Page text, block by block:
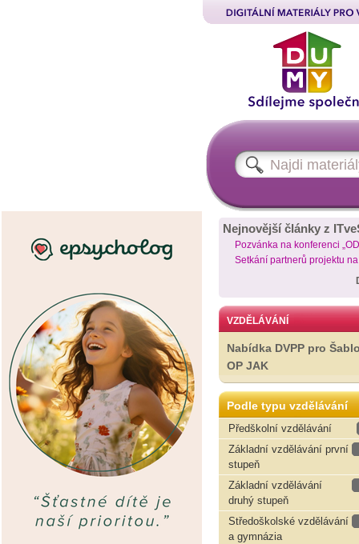
Nejnovější články z
Pozvánka na konferenci
Setkání partnerů projektu
VZDĚLÁVÁNÍ
Nabídka DVPP pro
OP JAK
Podle typu vzdělávání
Předškolní vzdělávání
Základní vzdělávání první
stupeň
Základní vzdělávání
druhý stupeň
Středoškolské vzdělávání
a gymnázia